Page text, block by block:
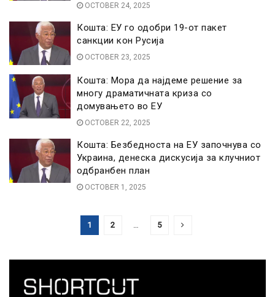
OCTOBER 24, 2025
Кошта: ЕУ го одобри 19-от пакет
санкции кон Русија
OCTOBER 23, 2025
Кошта: Мора да најдеме решение за
многу драматичната криза со
домувањето во ЕУ
OCTOBER 22, 2025
Кошта: Безбедноста на ЕУ започнува со
Украина, денеска дискусија за клучниот
одбранбен план
OCTOBER 1, 2025
1 2 … 5